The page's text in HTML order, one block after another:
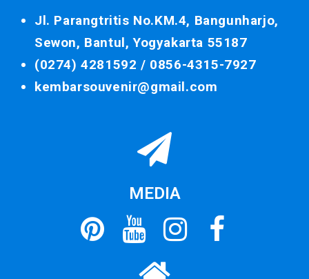
Jl. Parangtritis No.KM.4, Bangunharjo,
Sewon, Bantul, Yogyakarta 55187
(0274) 4281592 / 0856-4315-7927
kembarsouvenir@gmail.com
MEDIA